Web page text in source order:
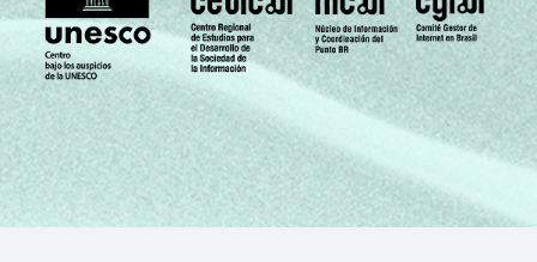
Universitário
completo
68,62
SEXO Masculino 72,62 44,22
Feminino 67,83